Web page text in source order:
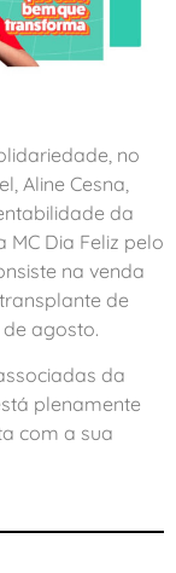
no
Aline Cesna,
da
MC Dia Feliz pelo
na venda
de
agosto.
da
plenamente
com a sua